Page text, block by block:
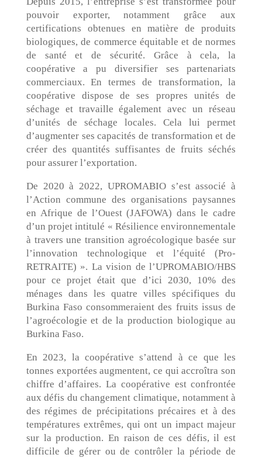
pouvoir exporter, notamment grâce aux
certifications obtenues en matière de produits
biologiques, de commerce équitable et de normes
de santé et de sécurité. Grâce à cela, la
coopérative a pu diversifier ses partenariats
commerciaux. En termes de transformation, la
coopérative dispose de ses propres unités de
séchage et travaille également avec un réseau
d’unités de séchage locales. Cela lui permet
d’augmenter ses capacités de transformation et de
créer des quantités suffisantes de fruits séchés
pour assurer l’exportation.
De 2020 à 2022, UPROMABIO s’est associé à
l’Action commune des organisations paysannes
en Afrique de l’Ouest (JAFOWA) dans le cadre
d’un projet intitulé « Résilience environnementale
à travers une transition agroécologique basée sur
l’innovation technologique et l’équité (Pro-
RETRAITE) ». La vision de l’UPROMABIO/HBS
pour ce projet était que d’ici 2030, 10% des
ménages dans les quatre villes spécifiques du
Burkina Faso consommeraient des fruits issus de
l’agroécologie et de la production biologique au
Burkina Faso.
En 2023, la coopérative s’attend à ce que les
tonnes exportées augmentent, ce qui accroîtra son
chiffre d’affaires. La coopérative est confrontée
aux défis du changement climatique, notamment à
des régimes de précipitations précaires et à des
températures extrêmes, qui ont un impact majeur
sur la production. En raison de ces défis, il est
difficile de gérer ou de contrôler la période de